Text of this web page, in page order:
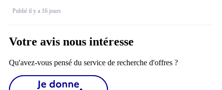
Publié il y a 16 jours
Votre avis nous intéresse
Qu'avez-vous pensé du service de recherche d'offres ?